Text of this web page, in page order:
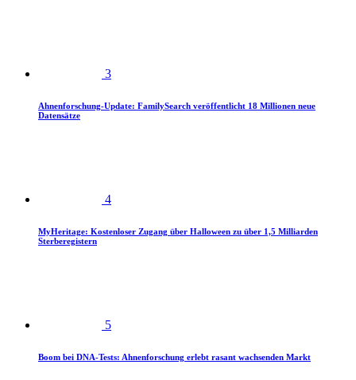
3
Ahnenforschung-Update: FamilySearch veröffentlicht 18 Millionen neue
Datensätze
4
MyHeritage: Kostenloser Zugang über Halloween zu über 1,5 Milliarden
Sterberegistern
5
Boom bei DNA-Tests: Ahnenforschung erlebt rasant wachsenden Markt